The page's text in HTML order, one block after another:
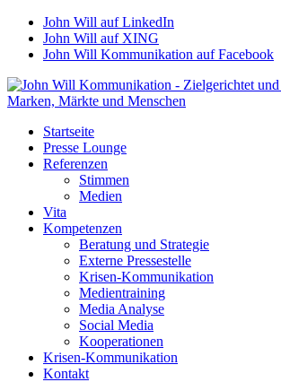
John Will auf LinkedIn
John Will auf XING
John Will Kommunikation auf Facebook
Startseite
Presse Lounge
Referenzen
Stimmen
Medien
Vita
Kompetenzen
Beratung und Strategie
Externe Pressestelle
Krisen-Kommunikation
Medientraining
Media Analyse
Social Media
Kooperationen
Krisen-Kommunikation
Kontakt